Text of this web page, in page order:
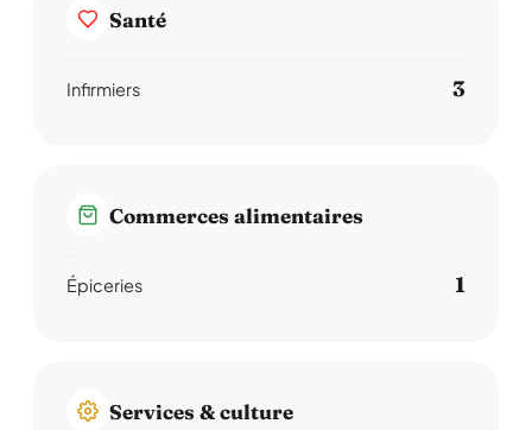
Santé
Infirmiers 3
Commerces alimentaires
Épiceries 1
Services & culture